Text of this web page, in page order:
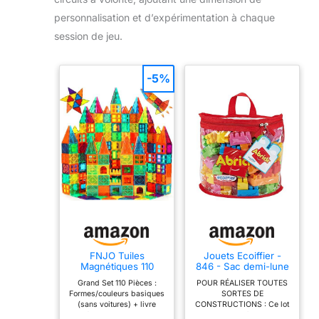
personnalisation et d’expérimentation à chaque
session de jeu.
FNJO Tuiles
Magnétiques 110
Construction
Magnétiques, Jeu
Éducatif STEM
Grand Set 110 Pièces :
Formes/couleurs basiques
(sans voitures) + livre
-5%
Jouets Ecoiffier -
846 - Sac demi-lune
et ses briques à
empiler Abrick – Jeu
de construction pour
enfants – 100 pièces
POUR RÉALISER TOUTES
SORTES DE
CONSTRUCTIONS : Ce lot